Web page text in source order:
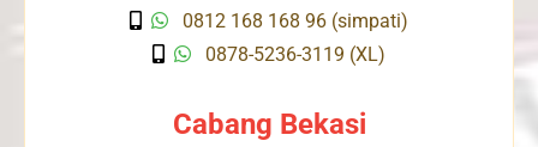
0812 168 168 96 (simpati)
0878-5236-3119 (XL)
Cabang Bekasi